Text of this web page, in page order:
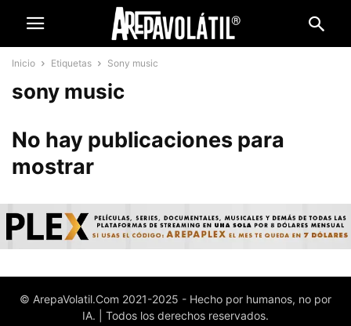
Inicio Etiquetas Sony music
sony music
No hay publicaciones para
mostrar
© ArepaVolatil.Com 2021-2025 - Hecho por humanos, no por
IA. | Todos los derechos reservados.